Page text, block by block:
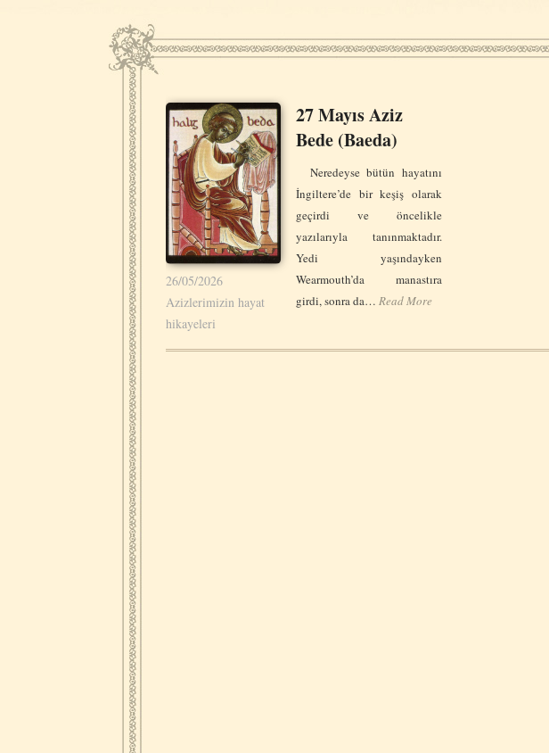
26/05/2026
Azizlerimizin hayat
hikayeleri
27 Mayıs Aziz
Bede (Baeda)
Neredeyse bütün hayatını
İngiltere’de bir keşiş olarak
geçirdi ve öncelikle
yazılarıyla tanınmaktadır.
Yedi yaşındayken
Wearmouth’da manastıra
girdi, sonra da…Read More